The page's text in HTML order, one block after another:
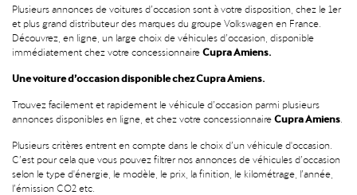
Plusieurs annonces de voitures d’occasion sont à votre disposition, chez le 1er
et plus grand distributeur des marques du groupe Volkswagen en France.
Découvrez, en ligne, un large choix de véhicules d’occasion, disponible
immédiatement chez votre concessionnaireCupra Amiens.
Une voiture d’occasion disponible chez Cupra Amiens.
Trouvez facilement et rapidement le véhicule d’occasion parmi plusieurs
annonces disponibles en ligne, et chez votre concessionnaireCupra Amiens
Plusieurs critères entrent en compte dans le choix d’un véhicule d'occasion.
C’est pour cela que vous pouvez filtrer nos annonces de véhicules d’occasion
selon le type d'énergie, le modèle, le prix, la finition, le kilométrage, l’année,
l’émission CO2 etc.